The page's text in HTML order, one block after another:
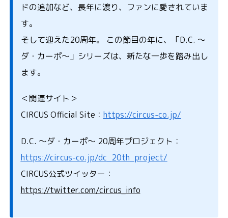
ドの追加など、長年に渡り、ファンに愛されていま
す。
そして迎えた20周年。 この節目の年に、「D.C. ～
ダ・カーポ～」シリーズは、新たな一歩を踏み出し
ます。
＜関連サイト＞
CIRCUS Official Site： https://circus-co.jp/
D.C. ～ダ・カーポ～ 20周年プロジェクト：
https://circus-co.jp/dc_20th_project/
CIRCUS公式ツイッター：
https://twitter.com/circus_info